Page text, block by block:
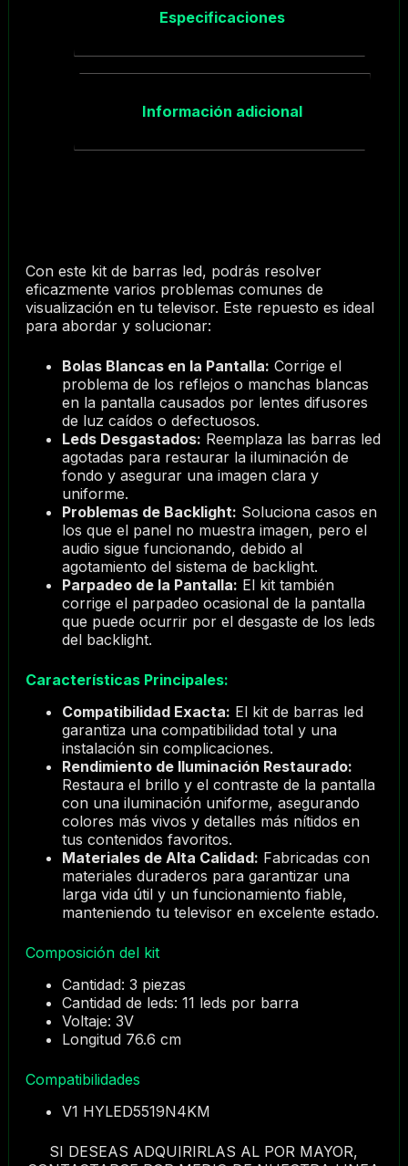
Especificaciones
Información adicional
Con este kit de barras led, podrás resolver
eficazmente varios problemas comunes de
visualización en tu televisor. Este repuesto es ideal
para abordar y solucionar:
Bolas Blancas en la Pantalla: Corrige el
problema de los reflejos o manchas blancas
en la pantalla causados por lentes difusores
de luz caídos o defectuosos.
Leds Desgastados: Reemplaza las barras led
agotadas para restaurar la iluminación de
fondo y asegurar una imagen clara y
uniforme.
Problemas de Backlight: Soluciona casos en
los que el panel no muestra imagen, pero el
audio sigue funcionando, debido al
agotamiento del sistema de backlight.
Parpadeo de la Pantalla: El kit también
corrige el parpadeo ocasional de la pantalla
que puede ocurrir por el desgaste de los leds
del backlight.
Características Principales:
Compatibilidad Exacta: El kit de barras led
garantiza una compatibilidad total y una
instalación sin complicaciones.
Rendimiento de Iluminación Restaurado:
Restaura el brillo y el contraste de la pantalla
con una iluminación uniforme, asegurando
colores más vivos y detalles más nítidos en
tus contenidos favoritos.
Materiales de Alta Calidad: Fabricadas con
materiales duraderos para garantizar una
larga vida útil y un funcionamiento fiable,
manteniendo tu televisor en excelente estado.
Composición del kit
Cantidad: 3 piezas
Cantidad de leds: 11 leds por barra
Voltaje: 3V
Longitud 76.6 cm
Compatibilidades
V1 HYLED5519N4KM
SI DESEAS ADQUIRIRLAS AL POR MAYOR,